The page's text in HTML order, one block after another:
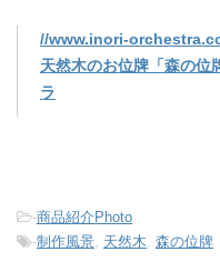
//www.inori-
天然木のお位牌「森の位
ラ
-商品紹介Photo
-制作風景, 天然木, 森の位牌